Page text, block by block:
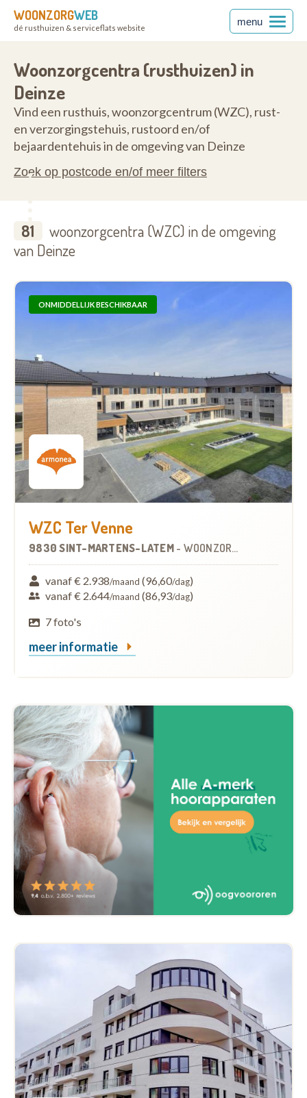
WOONZORGWEB
dé rusthuizen & serviceflats website
menu
Woonzorgcentra (rusthuizen) in
Deinze
Vind een rusthuis, woonzorgcentrum (WZC), rust-
en verzorgingstehuis, rustoord en/of
bejaardentehuis in de omgeving van Deinze
Zoek op postcode en/of meer filters
81
woonzorgcentra (WZC) in de omgeving
van Deinze
ONMIDDELLIJK BESCHIKBAAR
WZC Ter Venne
9830 SINT-MARTENS-LATEM - WOONZORGCENTRUM (WZC)
vanaf € 2.938/maand (96,60/dag)
vanaf € 2.644/maand (86,93/dag)
7 foto's
meer informatie